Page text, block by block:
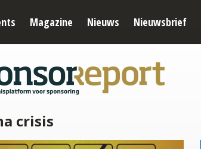
Magazine Nieuws Nieuwsbrief
crisis